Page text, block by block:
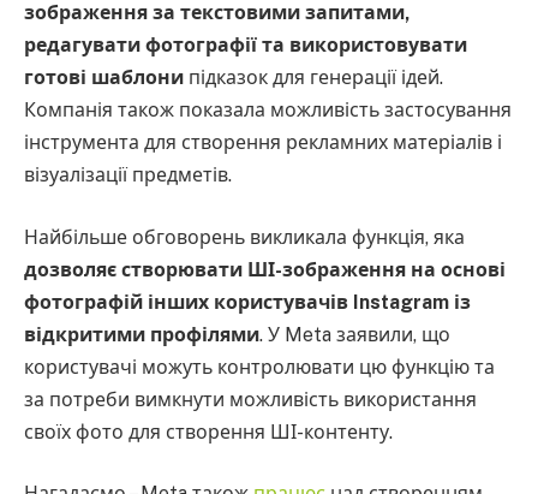
зображення за текстовими запитами,
редагувати фотографії та використовувати
готові шаблони підказок для генерації ідей.
Компанія також показала можливість застосування
інструмента для створення рекламних матеріалів і
візуалізації предметів.
Найбільше обговорень викликала функція, яка
дозволяє створювати ШІ-зображення на основі
фотографій інших користувачів Instagram із
відкритими профілями. У Meta заявили, що
користувачі можуть контролювати цю функцію та
за потреби вимкнути можливість використання
своїх фото для створення ШІ-контенту.